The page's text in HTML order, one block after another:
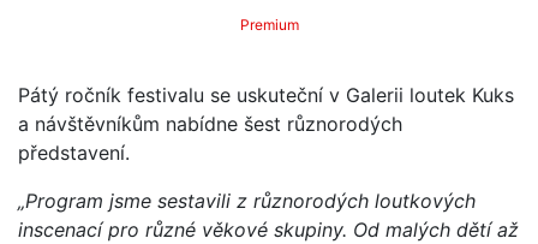
Premium
Pátý ročník festivalu se uskuteční v Galerii loutek Kuks
a návštěvníkům nabídne šest různorodých
představení.
„Program jsme sestavili z různorodých loutkových
inscenací pro různé věkové skupiny. Od malých dětí až